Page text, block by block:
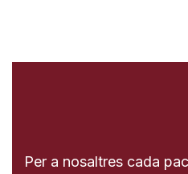
Per a nosaltres cada